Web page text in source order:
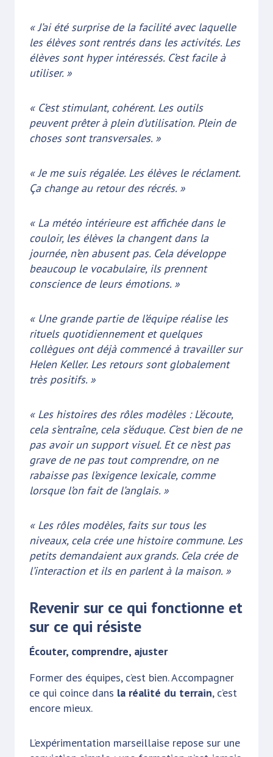
« J’ai été surprise de la facilité avec laquelle
les élèves sont rentrés dans les activités. Les
élèves sont hyper intéressés. C’est facile à
utiliser. »
« C’est stimulant, cohérent. Les outils
peuvent prêter à plein d’utilisation. Plein de
choses sont transversales. »
« Je me suis régalée. Les élèves le réclament.
Ça change au retour des récrés. »
« La météo intérieure est affichée dans le
couloir, les élèves la changent dans la
journée, n’en abusent pas. Cela développe
beaucoup le vocabulaire, ils prennent
conscience de leurs émotions. »
« Une grande partie de l’équipe réalise les
rituels quotidiennement et quelques
collègues ont déjà commencé à travailler sur
Helen Keller. Les retours sont globalement
très positifs. »
« Les histoires des rôles modèles : L’écoute,
cela s’entraîne, cela s’éduque. C’est bien de ne
pas avoir un support visuel. Et ce n’est pas
grave de ne pas tout comprendre, on ne
rabaisse pas l’exigence lexicale, comme
lorsque l’on fait de l’anglais. »
« Les rôles modèles, faits sur tous les
niveaux, cela crée une histoire commune. Les
petits demandaient aux grands. Cela crée de
l’interaction et ils en parlent à la maison. »
Revenir sur ce qui fonctionne et
sur ce qui résiste
Écouter, comprendre, ajuster
Former des équipes, c’est bien. Accompagner
ce qui coince dans la réalité du terrain, c’est
encore mieux.
L’expérimentation marseillaise repose sur une